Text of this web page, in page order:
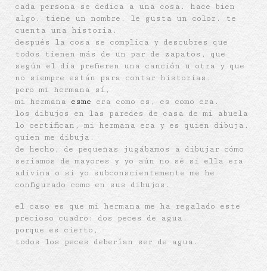
cada persona se dedica a una cosa. hace bien
algo. tiene un nombre. le gusta un color. te
cuenta una historia.
después la cosa se complica y descubres que
todos tienen más de un par de zapatos, que
según el día prefieren una canción u otra y que
no siempre están para contar historias.
pero mi hermana sí,
mi hermana esme era como es, es como era.
los dibujos en las paredes de casa de mi abuela
lo certifican, mi hermana era y es quien dibuja.
quien me dibuja.
de hecho, de pequeñas jugábamos a dibujar cómo
seríamos de mayores y yo aún no sé si ella era
adivina o si yo subconscientemente me he
configurado como en sus dibujos.
el caso es que mi hermana me ha regalado este
precioso cuadro: dos peces de agua.
porque es cierto,
todos los peces deberían ser de agua.